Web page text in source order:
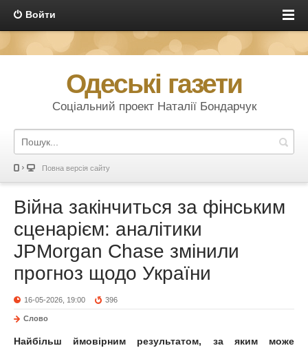
Войти
Одеські газети
Соціальний проект Наталії Бондарчук
Повна версія сайту
Війна закінчиться за фінським
сценарієм: аналітики
JPMorgan Chase змінили
прогноз щодо України
16-05-2026, 19:00 396
Слово
Найбільш ймовірним результатом, за яким може